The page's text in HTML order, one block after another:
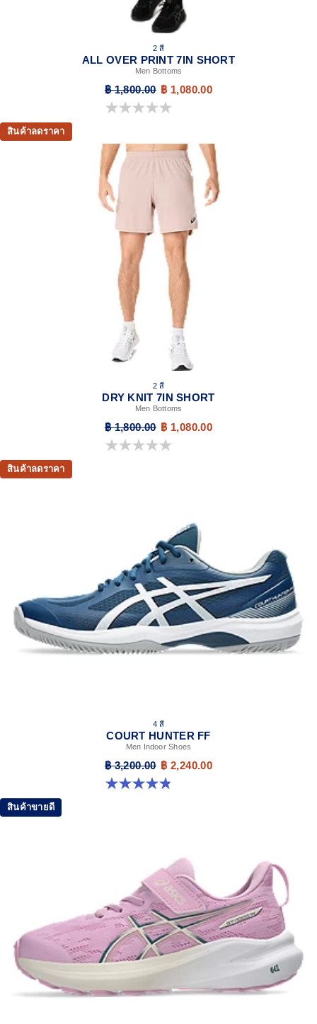
2 สี
ALL OVER PRINT 7IN SHORT
Men Bottoms
฿ 1,800.00 ฿ 1,080.00
0.0 จาก 5 ดาว
สินค้าลดราคา
2 สี
DRY KNIT 7IN SHORT
Men Bottoms
฿ 1,800.00 ฿ 1,080.00
0.0 จาก 5 ดาว
สินค้าลดราคา
4 สี
COURT HUNTER FF
Men Indoor Shoes
฿ 3,200.00 ฿ 2,240.00
4.8 จาก 5 ดาว 19 รีวิว
สินค้าขายดี